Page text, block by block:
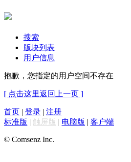
搜索
版块列表
用户信息
抱歉，您指定的用户空间不存在
[ 点击这里返回上一页 ]
首页 | 登录 | 注册
标准版 | 触屏版 | 电脑版 | 客户端
© Comsenz Inc.